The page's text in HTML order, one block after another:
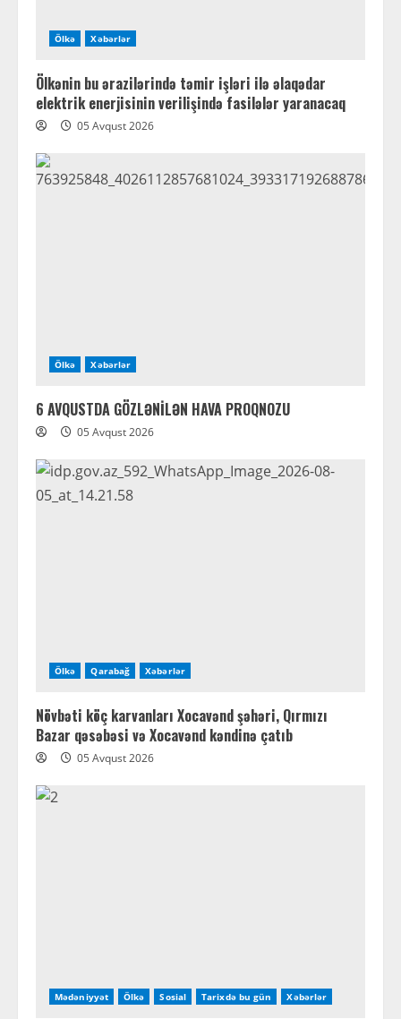
Ölkə Xəbərlər
Ölkənin bu ərazilərində təmir işləri ilə əlaqədar
elektrik enerjisinin verilişində fasilələr yaranacaq
05 Avqust 2026
Ölkə Xəbərlər
6 AVQUSTDA GÖZLƏNİLƏN HAVA PROQNOZU
05 Avqust 2026
Ölkə Qarabağ Xəbərlər
Növbəti köç karvanları Xocavənd şəhəri, Qırmızı
Bazar qəsəbəsi və Xocavənd kəndinə çatıb
05 Avqust 2026
Mədəniyyət Ölkə Sosial Tarixdə bu gün Xəbərlər